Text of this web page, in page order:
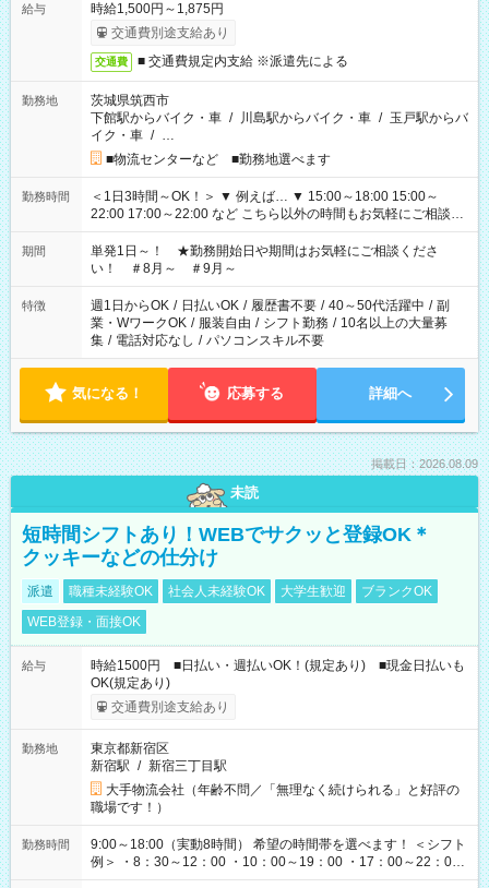
給与
時給1,500円～1,875円
交通費別途支給あり
交通費 ■ 交通費規定内支給 ※派遣先による
勤務地
茨城県筑西市
下館駅からバイク・車 / 川島駅からバイク・車 / 玉戸駅からバ
イク・車 / …
■物流センターなど ■勤務地選べます
勤務時間
＜1日3時間～OK！＞ ▼ 例えば… ▼ 15:00～18:00 15:00～
22:00 17:00～22:00 など こちら以外の時間もお気軽にご相談く
ださい！
期間
単発1日～！ ★勤務開始日や期間はお気軽にご相談くださ
い！ ＃8月～ ＃9月～
特徴 週1日からOK / 日払いOK / 履歴書不要 / 40～50代活躍中 / 副
業・WワークOK / 服装自由 / シフト勤務 / 10名以上の大量募
集 / 電話対応なし / パソコンスキル不要
気になる！ 応募する 詳細へ
掲載日：2026.08.09
未読
短時間シフトあり！WEBでサクッと登録OK＊
クッキーなどの仕分け
派遣 職種未経験OK 社会人未経験OK 大学生歓迎
ブランクOK
WEB登録・面接OK
給与
時給1500円 ■日払い・週払いOK！(規定あり) ■現金日払いも
OK(規定あり)
交通費別途支給あり
勤務地
東京都新宿区
新宿駅 / 新宿三丁目駅
大手物流会社（年齢不問／「無理なく続けられる」と好評の
職場です！）
勤務時間
9:00～18:00（実動8時間） 希望の時間帯を選べます！ ＜シフト
例＞ ・8：30～12：00 ・10：00～19：00 ・17：00～22：00
・13：00～22：00 ・22：00～翌6：00 など